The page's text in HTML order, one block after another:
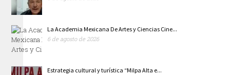
La Academia Mexicana De Artes y Ciencias Cine...
6 de agosto de 2026
Estrategia cultural y turística “Milpa Alta e...